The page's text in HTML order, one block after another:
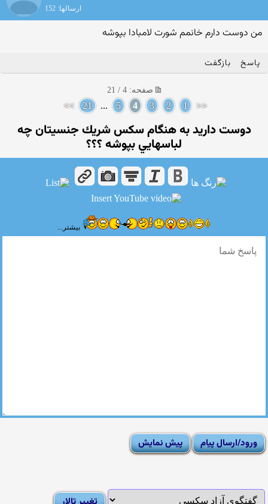
ارسالها: 152
من دوست دارم خانمم شورت لامبادا بپوشه
پاسخ بازگفت
صفحه: 4 / 21
<<
1
2
3
4
5
...
21
>>
دوست داريد به هنگام سكس شريك جنسيتان چه
لباسهايي بپوشه ؟؟؟
بیشتر...